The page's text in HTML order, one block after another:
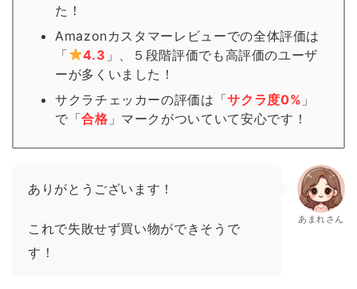
た！
Amazonカスタマーレビューでの全体評価は
「
4.3 」、５段階評価でも高評価のユーザ
ーが多くいました！
サクラチェッカーの評価は「サクラ度0% 」
で「合格 」 マーク がついていて安心です！
ありがとうございます！
これで失敗せず買い物ができそうで
す！
あまれさん